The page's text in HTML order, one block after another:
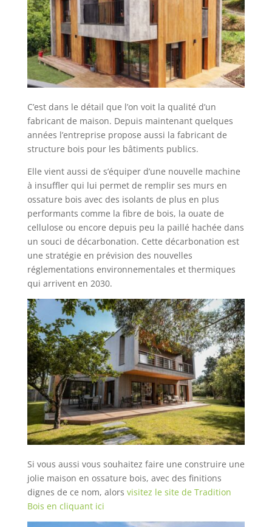
C’est dans le détail que l’on voit la qualité d’un
fabricant de maison. Depuis maintenant quelques
années l’entreprise propose aussi la fabricant de
structure bois pour les bâtiments publics.
Elle vient aussi de s’équiper d’une nouvelle machine
à insuffler qui lui permet de remplir ses murs en
ossature bois avec des isolants de plus en plus
performants comme la fibre de bois, la ouate de
cellulose ou encore depuis peu la paillé hachée dans
un souci de décarbonation. Cette décarbonation est
une stratégie en prévision des nouvelles
réglementations environnementales et thermiques
qui arrivent en 2030.
Si vous aussi vous souhaitez faire une construire une
jolie maison en ossature bois, avec des finitions
dignes de ce nom, alors visitez le site de Tradition
Bois en cliquant ici